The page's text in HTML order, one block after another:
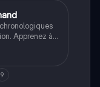
Apprenez à
des finalités
pratiques et
des
9